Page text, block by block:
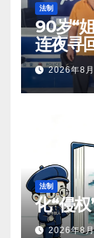
法制
90岁“
连夜寻
2026年8
法制
化“侵
2026年8